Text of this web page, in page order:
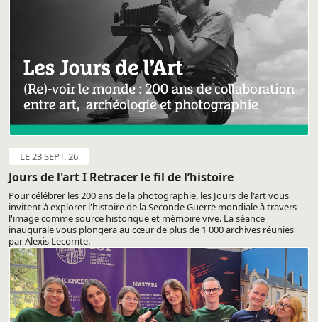
LE 23 SEPT. 26
Jours de l'art I Retracer le fil de l’histoire
Pour célébrer les 200 ans de la photographie, les Jours de l'art vous
invitent à explorer l'histoire de la Seconde Guerre mondiale à travers
l'image comme source historique et mémoire vive. La séance
inaugurale vous plongera au cœur de plus de 1 000 archives réunies
par Alexis Lecomte.